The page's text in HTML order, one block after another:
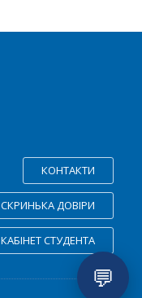
КОНТАКТИ
СКРИНЬКА ДОВІРИ
КАБІНЕТ СТУДЕНТА
💬